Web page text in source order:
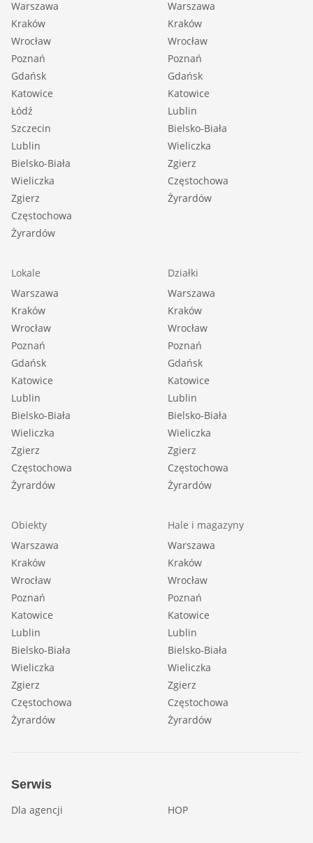
Warszawa
Kraków
Wrocław
Poznań
Gdańsk
Katowice
Łódź
Szczecin
Lublin
Bielsko-Biała
Wieliczka
Zgierz
Częstochowa
Żyrardów
Warszawa
Kraków
Wrocław
Poznań
Gdańsk
Katowice
Lublin
Bielsko-Biała
Wieliczka
Zgierz
Częstochowa
Żyrardów
Lokale
Warszawa
Kraków
Wrocław
Poznań
Gdańsk
Katowice
Lublin
Bielsko-Biała
Wieliczka
Zgierz
Częstochowa
Żyrardów
Działki
Warszawa
Kraków
Wrocław
Poznań
Gdańsk
Katowice
Lublin
Bielsko-Biała
Wieliczka
Zgierz
Częstochowa
Żyrardów
Obiekty
Warszawa
Kraków
Wrocław
Poznań
Katowice
Lublin
Bielsko-Biała
Wieliczka
Zgierz
Częstochowa
Żyrardów
Hale i magazyny
Warszawa
Kraków
Wrocław
Poznań
Katowice
Lublin
Bielsko-Biała
Wieliczka
Zgierz
Częstochowa
Żyrardów
Serwis
Dla agencji HOP